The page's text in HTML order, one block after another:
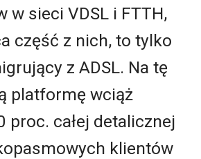
w sieci VDSL i FTTH,
część z nich, to tylko
z ADSL. Na tę
platformę wciąż
proc. całej detalicznej
klientów